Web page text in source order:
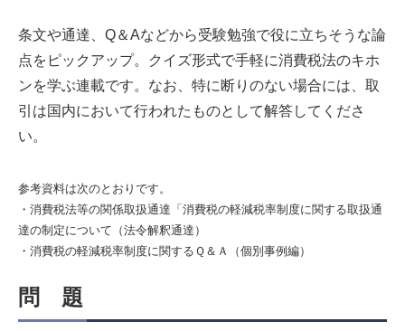
条文や通達、Q＆Aなどから受験勉強で役に立ちそうな論
点をピックアップ。クイズ形式で手軽に消費税法のキホ
ンを学ぶ連載です。なお、特に断りのない場合には、取
引は国内において行われたものとして解答してくださ
い。
参考資料は次のとおりです。
・消費税法等の関係取扱通達「消費税の軽減税率制度に関する取扱通
達の制定について（法令解釈通達）
・消費税の軽減税率制度に関するＱ＆Ａ（個別事例編）
問 題